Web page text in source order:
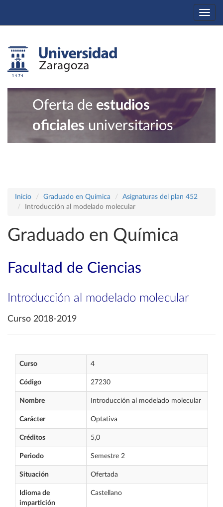
Oferta de estudios
oficiales universitarios
Inicio Graduado en Química
Asignaturas del plan 452
Introducción al modelado molecular
Graduado en Química
Facultad de Ciencias
Introducción al modelado molecular
Curso 2018-2019
Curso 4
Código 27230
Nombre Introducción al modelado molecular
Carácter Optativa
Créditos 5,0
Periodo Semestre 2
Situación Ofertada
Idioma de
impartición
Castellano